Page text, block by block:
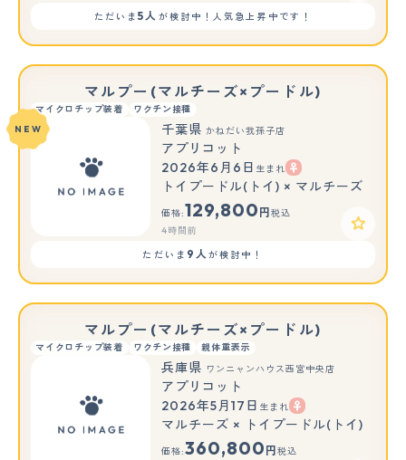
ただいま5人 が検討中！人気急上昇中です！
マルプー(マルチーズ×プードル)
マイクロチップ装着
ワクチン接種
NEW
千葉県 かねだい我孫子店
アプリコット
2026年6月6日 生まれ
トイプードル(トイ) × マルチーズ
価格:129,800 円 税込
4時間前
ただいま 9人が検討中！
マルプー(マルチーズ×プードル)
マイクロチップ装着 ワクチン接種 親体重表示
兵庫県 ワンニャンハウス西宮中央店
アプリコット
2026年5月17日 生まれ
マルチーズ × トイプードル(トイ)
価格:360,800 円 税込